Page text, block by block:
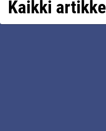
Kaikki